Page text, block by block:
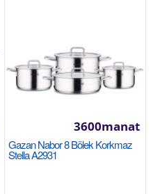
Goş
goş
Gazan Nabor 8 Bölek Korkmaz
Stella A2931
3600manat